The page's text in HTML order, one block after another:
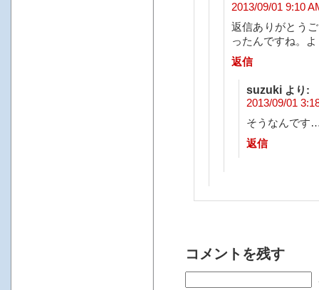
2013/09/01 9:10
返信ありがとう
ったんですね。
返信
suzuki より:
2013/09/01
そうなんです
返信
コメントを残す